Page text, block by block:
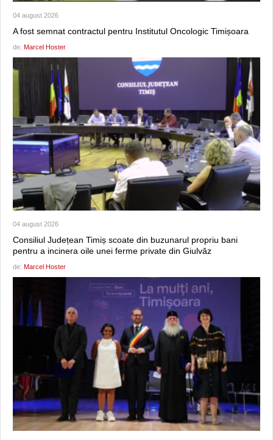
04 august 2026
A fost semnat contractul pentru Institutul Oncologic Timișoara
de: Marcel Hoster
04 august 2026
Consiliul Județean Timiș scoate din buzunarul propriu bani
pentru a incinera oile unei ferme private din Giulvăz
de: Marcel Hoster